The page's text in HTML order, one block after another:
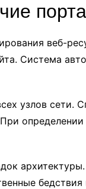
веб-
Система
узлов сети.